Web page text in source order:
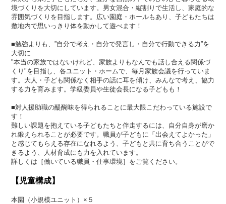
境づくりを大切にしています。男女混合・縦割りで生活し、家庭的な
雰囲気づくりを目指します。広い園庭・ホールもあり、子どもたちは
敷地内で思いっきり体を動かして遊べます！
■勉強よりも、”自分で考え・自分で発言し・自分で行動できる力”を
大切に
"本当の家族ではないけれど、家族よりもなんでも話し合える関係づ
くり"を目指し、各ユニット・ホームで、毎月家族会議を行っていま
す。大人・子ども関係なく相手の話に耳を傾け、みんなで考え、協力
する力を育みます。学級委員や生徒会長になる子どもも！
■対人援助職の醍醐味を得られることに最大限こだわっている施設で
す！
難しい課題を抱えている子どもたちと伴走するには、自分自身が磨か
れ鍛えられることが必要です。職員が子どもに「出会えてよかった」
と感じてもらえる存在になれるよう、子どもと共に育ち合うことがで
きるよう、人材育成にも力を入れています。
詳しくは［働いている職員・仕事環境］をご覧ください。
【児童構成】
本園（小規模ユニット）×５